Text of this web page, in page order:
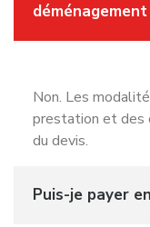
Non. Les
prestation et des
du devis.
Puis-je payer